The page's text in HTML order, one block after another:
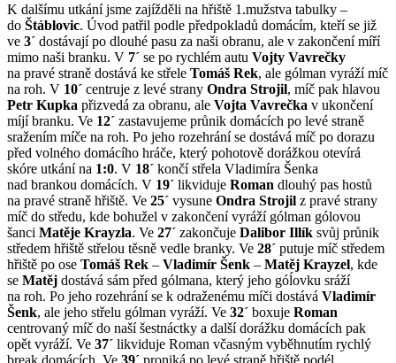
K dalšímu utkání jsme zajížděli na hřiště 1.mužstva tabulky –
do Štáblovic. Úvod patřil podle předpokladů domácím, kteří se již
ve 3´ dostávají po dlouhé pasu za naši obranu, ale v zakončení míří
mimo naši branku. V 7´ se po rychlém autu Vojty Vavrečky
na pravé straně dostává ke střele Tomáš Rek, ale gólman vyráží míč
na roh. V 10´ centruje z levé strany Ondra Strojil, míč pak hlavou
Petr Kupka přizvedá za obranu, ale Vojta Vavrečka v ukončení
míjí branku. Ve 12´ zastavujeme průnik domácích po levé straně
sražením míče na roh. Po jeho rozehrání se dostává míč po dorazu
před volného domácího hráče, který pohotově dorážkou otevírá
skóre utkání na 1:0. V 18´ končí střela Vladimíra Šenka
nad brankou domácích. V 19´ likviduje Roman dlouhý pas hostů
na pravé straně hřiště. Ve 25´ vysune Ondra Strojil z pravé strany
míč do středu, kde bohužel v zakončení vyráží gólman gólovou
šanci Matěje Krayzla. Ve 27´ zakončuje Dalibor Illík svůj průnik
středem hřiště střelou těsně vedle branky. Ve 28´ putuje míč středem
hřiště po ose Tomáš Rek – Vladimír Šenk – Matěj Krayzel, kde
se Matěj dostává sám před gólmana, který jeho góĺovku sráží
na roh. Po jeho rozehrání se k odraženému míči dostává Vladimír
Šenk, ale jeho střelu gólman vyráží. Ve 32´ boxuje Roman
centrovaný míč do naší šestnáctky a další dorážku domácích pak
opět vyráží. Ve 37´ likviduje Roman včasným vyběhnutím rychlý
break domácích. Ve 39´ proniká po levé straně hřiště podél